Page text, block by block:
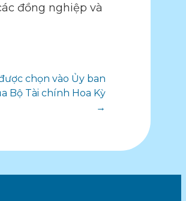
đồng nghiệp và
chọn vào Ủy ban
Bộ Tài chính Hoa Kỳ
→